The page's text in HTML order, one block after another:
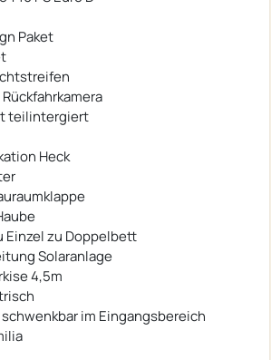
Paket
teilintergiert
Heck
Einzel zu Doppelbett
Solaranlage
4,5m
im Eingangsbereich